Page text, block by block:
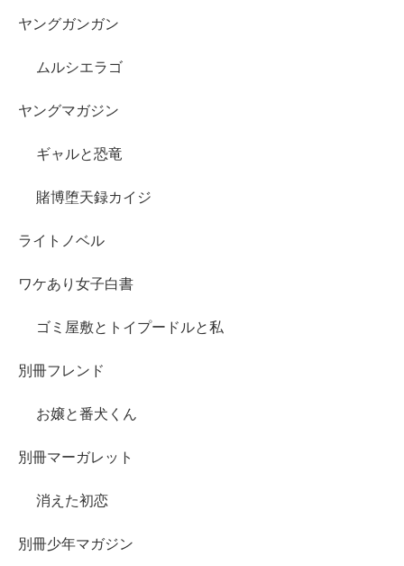
ヤングガンガン
ムルシエラゴ
ヤングマガジン
ギャルと恐竜
賭博堕天録カイジ
ライトノベル
ワケあり女子白書
ゴミ屋敷とトイプードルと私
別冊フレンド
お嬢と番犬くん
別冊マーガレット
消えた初恋
別冊少年マガジン